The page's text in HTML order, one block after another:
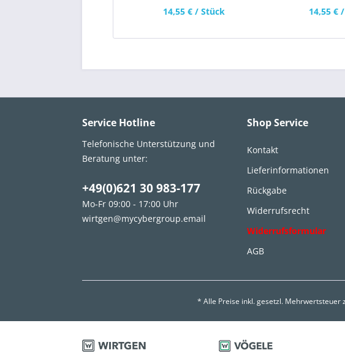
14,55 € / Stück 14,55 €
Service Hotline
Telefonische Unterstützung und
Beratung unter:
+49(0)621 30 983-177
Mo-Fr 09:00 - 17:00 Uhr
wirtgen@mycybergroup.email
Shop Service
Kontakt
Lieferinformationen
Rückgabe
Widerrufsrecht
Widerrufsformular
AGB
* Alle Preise inkl. gesetzl. Mehrwertsteuer